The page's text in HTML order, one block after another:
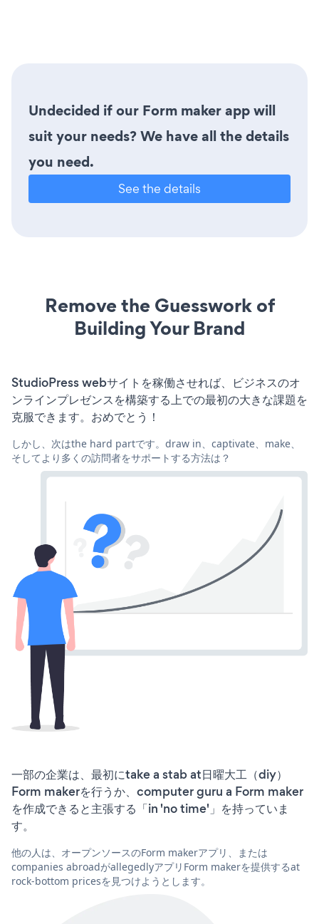
Undecided if our Form maker app will
suit your needs? We have all the details
you need.
See the details
Remove the Guesswork of
Building Your Brand
StudioPress webサイトを稼働させれば、ビジネスのオ
ンラインプレゼンスを構築する上での最初の大きな課題を
克服できます。おめでとう！
しかし、次はthe hard partです。draw in、captivate、make、
そしてより多くの訪問者をサポートする方法は？
一部の企業は、最初にtake a stab at日曜大工（diy）
Form makerを行うか、computer guru a Form maker
を作成できると主張する「in 'no time'」を持っていま
す。
他の人は、オープンソースのForm makerアプリ、または
companies abroadがallegedlyアプリForm makerを提供するat
rock-bottom pricesを見つけようとします。